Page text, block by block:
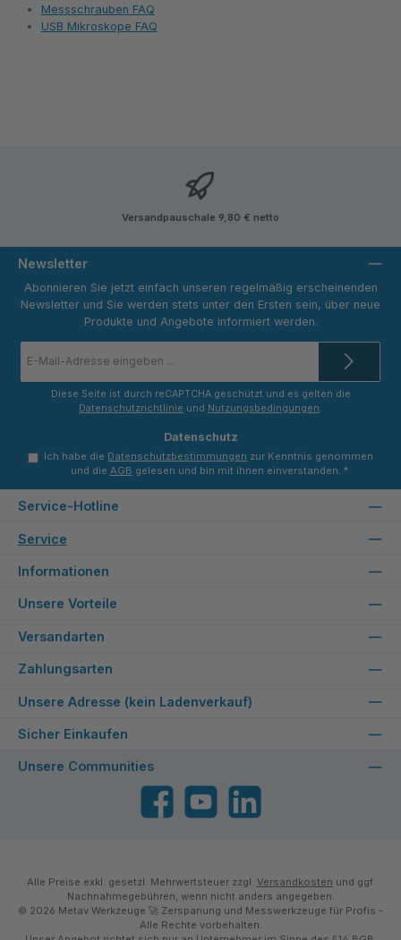
Messschrauben FAQ
USB Mikroskope FAQ
Versandpauschale 9,80 € netto
Newsletter
Abonnieren Sie jetzt einfach unseren regelmäßig erscheinenden
Newsletter und Sie werden stets unter den Ersten sein, über neue
Produkte und Angebote informiert werden.
Mail-
*
Diese Seite ist durch reCAPTCHA geschützt und es gelten die
Datenschutzrichtlinie und Nutzungsbedingungen.
Datenschutz
Ich habe die Datenschutzbestimmungen zur Kenntnis genommen
und die AGB gelesen und bin mit ihnen einverstanden. *
Service-Hotline
Service
Informationen
Unsere Vorteile
Versandarten
Zahlungsarten
Unsere Adresse (kein Ladenverkauf)
Sicher Einkaufen
Unsere Communities
FacebookYouTube
Alle Preise exkl. gesetzl. Mehrwertsteuer zzgl. Versandkosten und ggf.
Nachnahmegebühren, wenn nicht anders angegeben.
© 2026 Metav Werkzeuge 🚀 Zerspanung und Messwerkzeuge für Profis -
Alle Rechte vorbehalten.